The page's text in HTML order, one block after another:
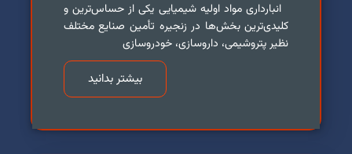
انبارداری مواد اولیه شیمیایی یکی از حساس‌ترین و
کلیدی‌ترین بخش‌ها در زنجیره تأمین صنایع مختلف
نظیر پتروشیمی، داروسازی، خودروسازی
بیشتر بدانید